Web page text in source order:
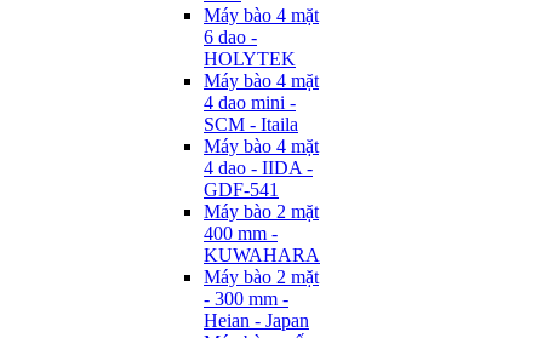
Máy bào 4 mặt
6 dao -
HOLYTEK
Máy bào 4 mặt
4 dao mini -
SCM - Itaila
Máy bào 4 mặt
4 dao - IIDA -
GDF-541
Máy bào 2 mặt
400 mm -
KUWAHARA
Máy bào 2 mặt
- 300 mm -
Heian - Japan